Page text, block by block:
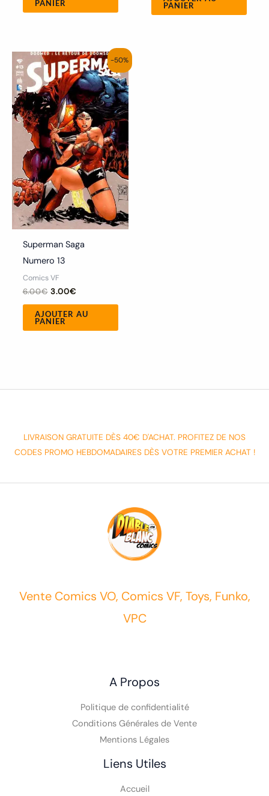
PANIER PANIER
-50%
Superman Saga
Numero 13
Comics VF
6.00€
Le
prix
initial
était :
6.00€.
3.00€
Le
prix
actuel
est :
3.00€.
AJOUTER AU
PANIER
LIVRAISON GRATUITE DÈS 40€ D'ACHAT. PROFITEZ DE NOS
CODES PROMO HEBDOMADAIRES DÈS VOTRE PREMIER ACHAT !
Vente Comics VO, Comics VF, Toys, Funko,
VPC
A Propos
Politique de confidentialité
Conditions Générales de Vente
Mentions Légales
Liens Utiles
Accueil